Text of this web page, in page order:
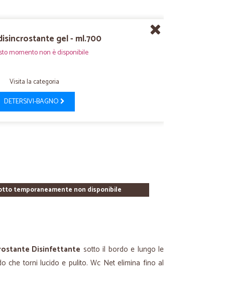
gel - ml.700
momento non è disponibile
Visita la categoria
DETERSIVI-BAGNO
temporaneamente non disponibile
Disinfettante sotto il bordo e lungo le
che torni lucido e pulito. Wc Net elimina fino al